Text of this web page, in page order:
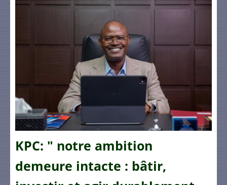
KPC: " notre ambition
demeure intacte : bâtir,